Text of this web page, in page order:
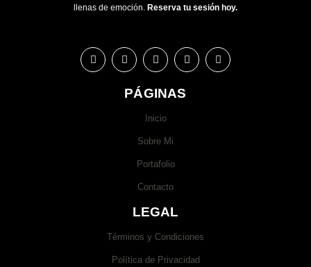
llenas de emoción. Reserva tu sesión hoy.
PÁGINAS
Inicio
Sobre Mi
Portafolio
Contacto
LEGAL
Términos y Condiciones
Política de Privacidad